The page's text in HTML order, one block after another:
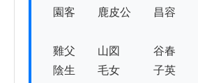
園客　　鹿皮公　　昌容
雞父　　山図　　　谷春
陰生　　毛女　　　子英